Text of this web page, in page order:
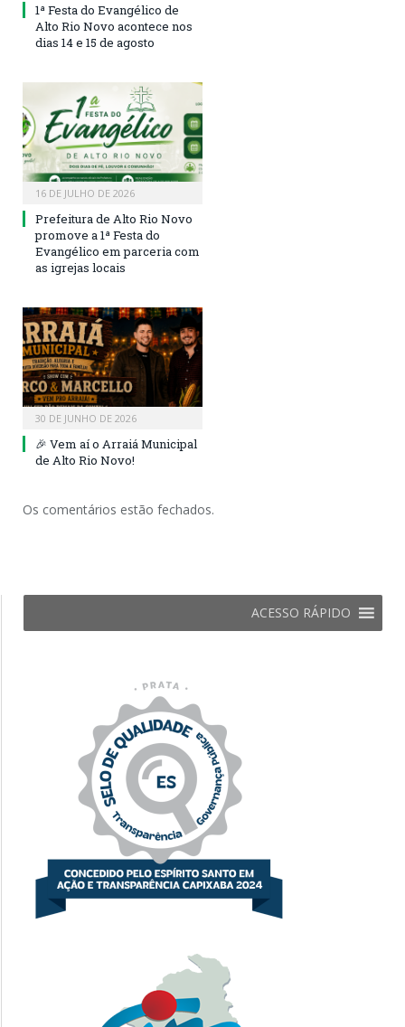
1ª Festa do Evangélico de
Alto Rio Novo acontece nos
dias 14 e 15 de agosto
16 DE JULHO DE 2026
Prefeitura de Alto Rio Novo
promove a 1ª Festa do
Evangélico em parceria com
as igrejas locais
30 DE JUNHO DE 2026
🎉 Vem aí o Arraiá Municipal
de Alto Rio Novo!
Os comentários estão fechados.
ACESSO RÁPIDO